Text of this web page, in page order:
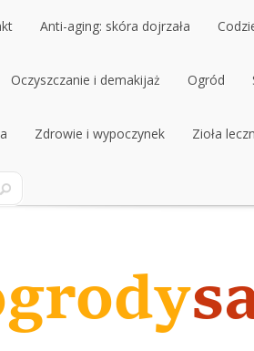
Anti-aging: skóra dojrzała
Anti-aging: skóra dojrzała
Oczyszczanie i demakijaż
Oczyszczanie i demakijaż
Ogród
Ogród
Zdrowie i wypoczynek Zioła